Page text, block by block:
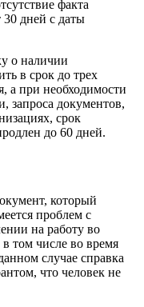
факта
30 дней с даты
о наличии
в срок до трех
а при необходимости
запроса документов,
срок
до 60 дней.
который
проблем с
на работу во
том числе во время
случае справка
что человек не